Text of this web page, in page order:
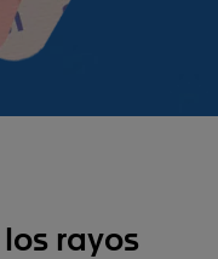
rayos